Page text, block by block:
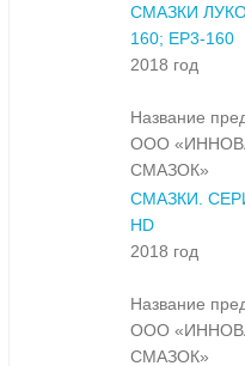
СМАЗКИ
160; ЕР3-160
2018 год
Название
ООО
СМАЗОК»
СМАЗКИ.
HD
2018 год
Название
ООО
СМАЗОК»